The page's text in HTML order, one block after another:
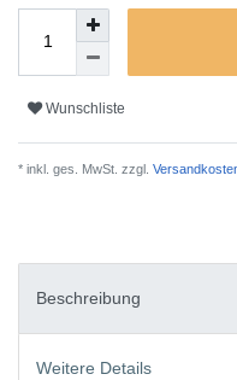
Wunschliste
* inkl. ges. MwSt. zzgl.
Beschreibung
Weitere Details